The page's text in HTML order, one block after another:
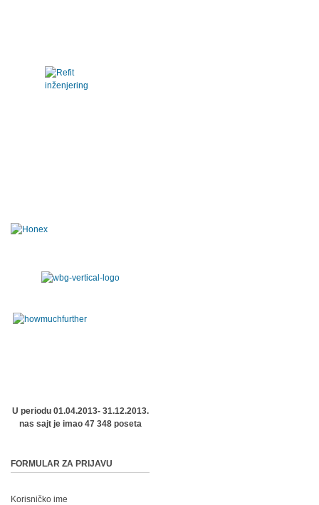
U periodu 01.04.2013- 31.12.2013.
nas sajt je imao 47 348 poseta
FORMULAR ZA PRIJAVU
Korisničko ime